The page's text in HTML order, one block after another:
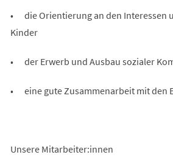
• die Orientierung an den Interessen
Kinder
• der Erwerb und Ausbau sozialer
• eine gute Zusammenarbeit mit den
Unsere Mitarbeiter:innen